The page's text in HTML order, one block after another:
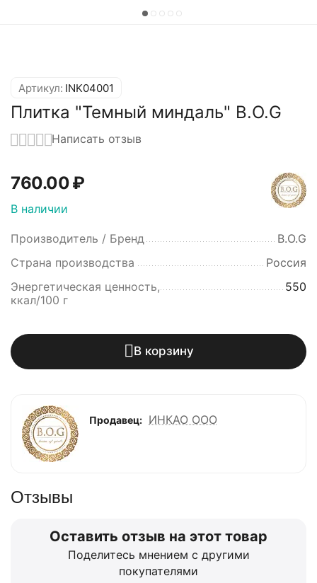
Артикул: INK04001
Плитка "Темный миндаль" B.O.G
Написать отзыв
760.00₽
В наличии
Производитель / Бренд
B.O.G
Страна производства
Россия
Энергетическая ценность,
ккал/100 г
550
В корзину
Продавец: ИНКАО ООО
Отзывы
Оставить отзыв на этот товар
Поделитесь мнением с другими
покупателями